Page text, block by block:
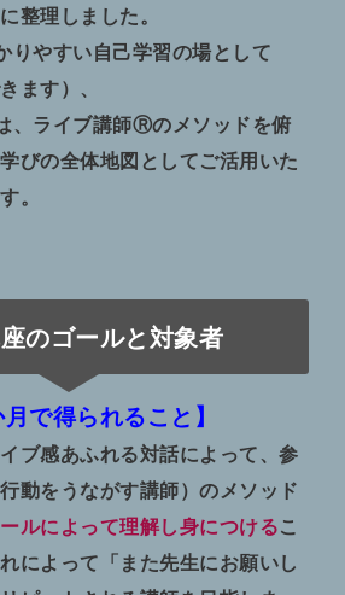
整理しました。
りやすい自己学習の場として
ます）、
、ライブ講師Ⓡのメソッドを俯
びの全体地図としてご活用いた
。
のゴールと対象者
で得られること】
ブ感あふれる対話によって、参
動をうながす講師）のメソッド
ルによって理解し身につけるこ
によって「また先生にお願いし